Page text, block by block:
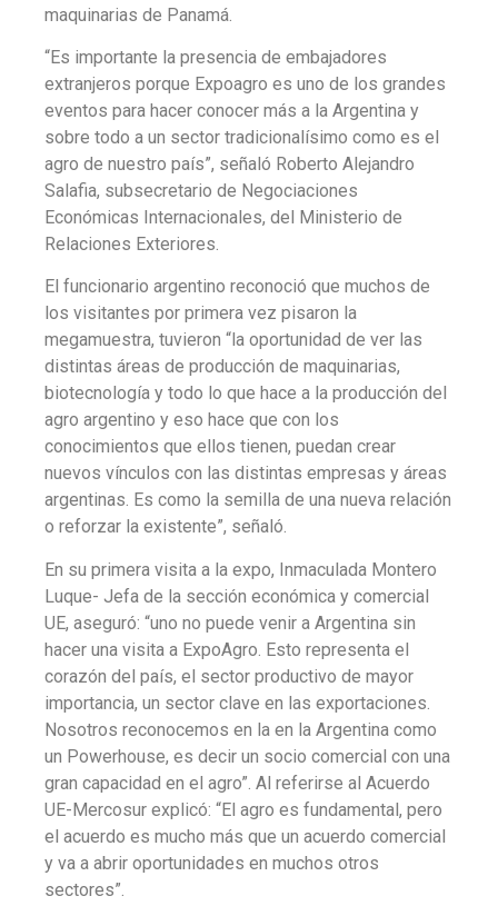
maquinarias de Panamá.
“Es importante la presencia de embajadores
extranjeros porque Expoagro es uno de los grandes
eventos para hacer conocer más a la Argentina y
sobre todo a un sector tradicionalísimo como es el
agro de nuestro país”, señaló Roberto Alejandro
Salafia, subsecretario de Negociaciones
Económicas Internacionales, del Ministerio de
Relaciones Exteriores.
El funcionario argentino reconoció que muchos de
los visitantes por primera vez pisaron la
megamuestra, tuvieron “la oportunidad de ver las
distintas áreas de producción de maquinarias,
biotecnología y todo lo que hace a la producción del
agro argentino y eso hace que con los
conocimientos que ellos tienen, puedan crear
nuevos vínculos con las distintas empresas y áreas
argentinas. Es como la semilla de una nueva relación
o reforzar la existente”, señaló.
En su primera visita a la expo, Inmaculada Montero
Luque- Jefa de la sección económica y comercial
UE, aseguró: “uno no puede venir a Argentina sin
hacer una visita a ExpoAgro. Esto representa el
corazón del país, el sector productivo de mayor
importancia, un sector clave en las exportaciones.
Nosotros reconocemos en la en la Argentina como
un Powerhouse, es decir un socio comercial con una
gran capacidad en el agro”. Al referirse al Acuerdo
UE-Mercosur explicó: “El agro es fundamental, pero
el acuerdo es mucho más que un acuerdo comercial
y va a abrir oportunidades en muchos otros
sectores”.